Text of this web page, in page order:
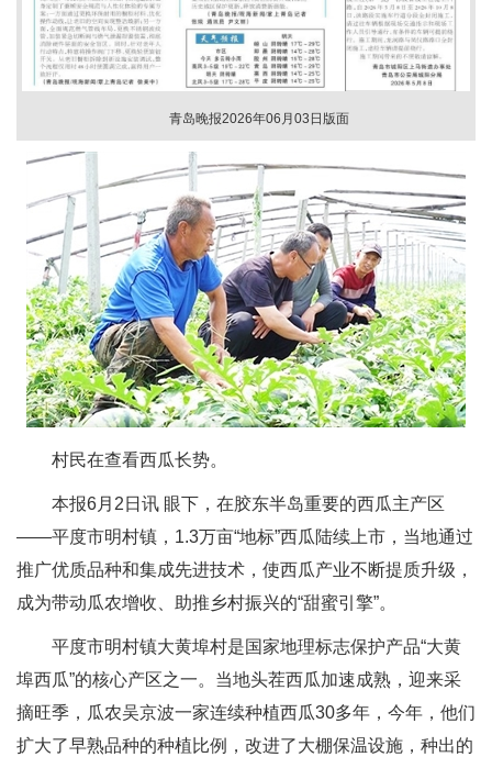
青岛晚报2026年06月03日版面
村民在查看西瓜长势。
本报6月2日讯 眼下，在胶东半岛重要的西瓜主产区
——平度市明村镇，1.3万亩“地标”西瓜陆续上市，当地通过
推广优质品种和集成先进技术，使西瓜产业不断提质升级，
成为带动瓜农增收、助推乡村振兴的“甜蜜引擎”。
平度市明村镇大黄埠村是国家地理标志保护产品“大黄
埠西瓜”的核心产区之一。当地头茬西瓜加速成熟，迎来采
摘旺季，瓜农吴京波一家连续种植西瓜30多年，今年，他们
扩大了早熟品种的种植比例，改进了大棚保温设施，种出的